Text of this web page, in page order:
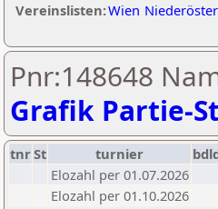
Vereinslisten:Wien
Pnr:148648
Grafik Partie-
tnrSt turnier
Elozahl per 01.07.2026
Elozahl per 01.10.2026